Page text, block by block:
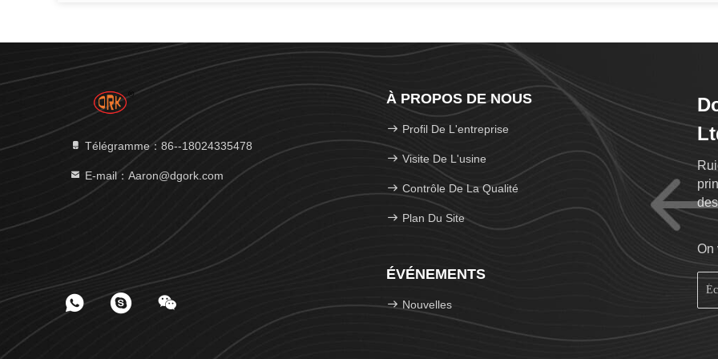
Télégramme：86--18024335478
E-mail：Aaron@dgork.com
À PROPOS DE NOUS
Profil De L'entreprise
Visite De L'usine
Contrôle De La Qualité
Plan Du Site
ÉVÉNEMENTS
Nouvelles
On